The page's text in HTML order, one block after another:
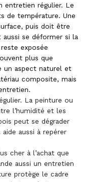
entretien régulier. Le
de température. Une
puis doit être
se déformer si la
exposée
plus que
un aspect naturel et
composite, mais
La peinture ou
l’humidité et les
peut se dégrader
aussi à repérer
cher à l’achat que
aussi un entretien
protège le cadre